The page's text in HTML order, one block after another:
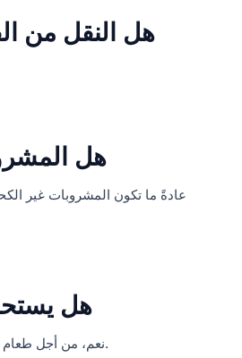
هل النقل من
هل
عادةً ما تكون المشروبات غير
هل
نعم، من أجل طعام أفضل وخدمة وترفيه أفضل.